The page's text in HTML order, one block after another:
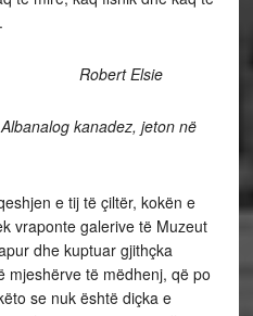
Elsie
jeton në
e tij të çiltër, kokën e
vraponte galerive të Muzeut
dhe kuptuar gjithçka
mjeshërve të mëdhenj, që po
se nuk është diçka e